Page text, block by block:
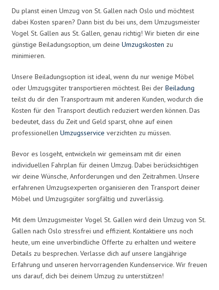
Du planst einen Umzug von St. Gallen nach Oslo und möchtest
dabei Kosten sparen? Dann bist du bei uns, dem Umzugsmeister
Vogel St. Gallen aus St. Gallen, genau richtig! Wir bieten dir eine
günstige Beiladungsoption, um deine Umzugskosten zu
minimieren.
Unsere Beiladungsoption ist ideal, wenn du nur wenige Möbel
oder Umzugsgüter transportieren möchtest. Bei der Beiladung
teilst du dir den Transportraum mit anderen Kunden, wodurch die
Kosten für den Transport deutlich reduziert werden können. Das
bedeutet, dass du Zeit und Geld sparst, ohne auf einen
professionellen Umzugsservice verzichten zu müssen.
Bevor es losgeht, entwickeln wir gemeinsam mit dir einen
individuellen Fahrplan für deinen Umzug. Dabei berücksichtigen
wir deine Wünsche, Anforderungen und den Zeitrahmen. Unsere
erfahrenen Umzugsexperten organisieren den Transport deiner
Möbel und Umzugsgüter sorgfältig und zuverlässig.
Mit dem Umzugsmeister Vogel St. Gallen wird dein Umzug von St.
Gallen nach Oslo stressfrei und effizient. Kontaktiere uns noch
heute, um eine unverbindliche Offerte zu erhalten und weitere
Details zu besprechen. Verlasse dich auf unsere langjährige
Erfahrung und unseren hervorragenden Kundenservice. Wir freuen
uns darauf, dich bei deinem Umzug zu unterstützen!